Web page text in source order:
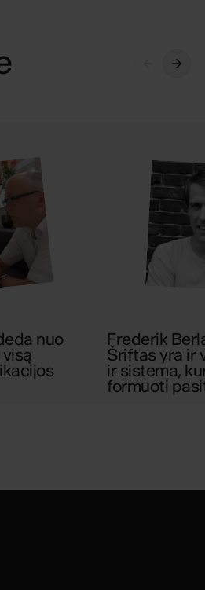
nuo
Šriftas yra ir
ir sistema,
formuoti